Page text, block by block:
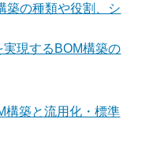
築の種類や役割、シ
現するBOM構築の
構築と流用化・標準